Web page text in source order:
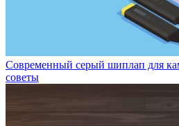
Современный серый шиплап для
советы